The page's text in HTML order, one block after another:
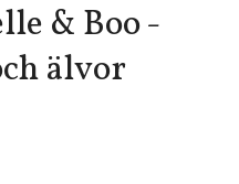
& Boo -
älvor